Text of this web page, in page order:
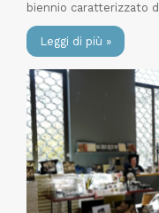
biennio caratterizzato
Leggi di più »